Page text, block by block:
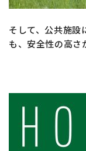
そして、公共施設
も、安全性の高さ